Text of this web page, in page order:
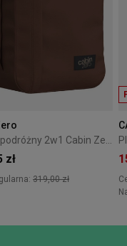
Plecak podróżny 2w1 Cabin Zero Classic Tech 28L Redwood
zł
319,00 zł